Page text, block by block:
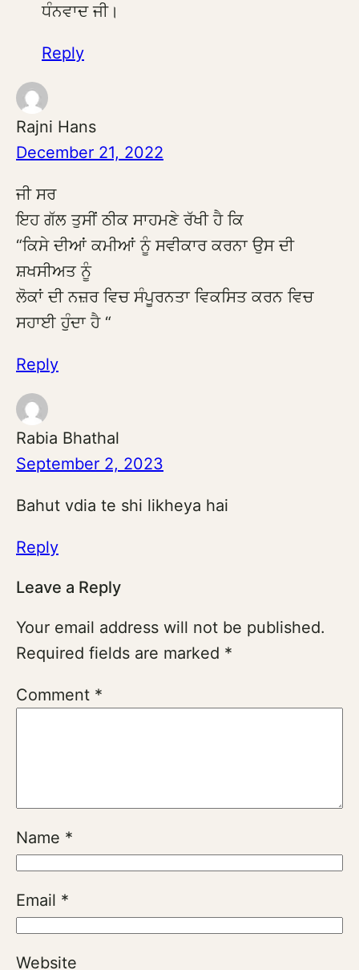
ਧੰਨਵਾਦ ਜੀ।
Reply
Rajni Hans
December 21, 2022
ਜੀ ਸਰ
ਇਹ ਗੱਲ ਤੁਸੀਂ ਠੀਕ ਸਾਹਮਣੇ ਰੱਖੀ ਹੈ ਕਿ
“ਕਿਸੇ ਦੀਆਂ ਕਮੀਆਂ ਨੂੰ ਸਵੀਕਾਰ ਕਰਨਾ ਉਸ ਦੀ
ਸ਼ਖਸੀਅਤ ਨੂੰ
ਲੋਕਾਂ ਦੀ ਨਜ਼ਰ ਵਿਚ ਸੰਪੂਰਨਤਾ ਵਿਕਸਿਤ ਕਰਨ ਵਿਚ
ਸਹਾਈ ਹੁੰਦਾ ਹੈ “
Reply
Rabia Bhathal
September 2, 2023
Bahut vdia te shi likheya hai
Reply
Leave a Reply
Your email address will not be published.
Required fields are marked *
Comment *
Name *
Email *
Website